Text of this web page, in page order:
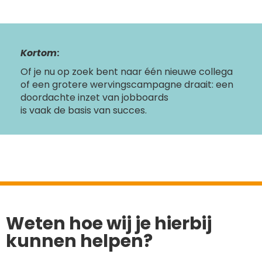
Kortom:
Of je nu op zoek bent naar één nieuwe collega
of een grotere wervingscampagne draait: een
doordachte inzet van jobboards
is vaak de basis van succes.
Weten hoe wij je hierbij
kunnen helpen?